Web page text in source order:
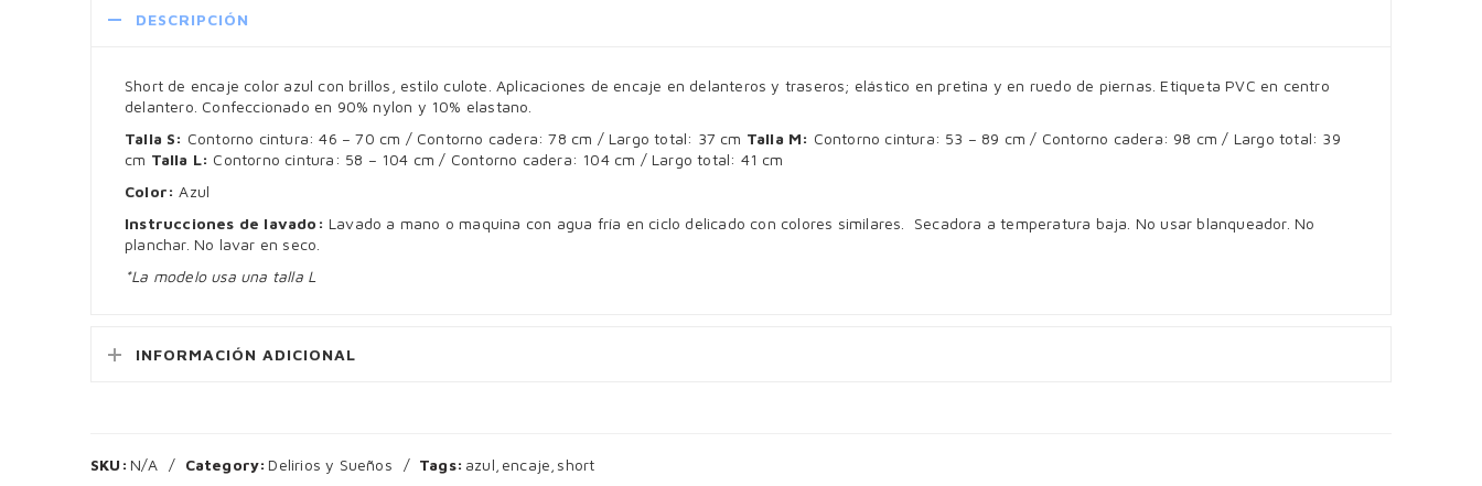
DESCRIPCIÓN
Short de encaje color azul con brillos, estilo culote. Aplicaciones de encaje en delanteros y traseros; elástico en pretina y en ruedo de piernas. Etiqueta PVC en centro
delantero. Confeccionado en 90% nylon y 10% elastano.
Talla S: Contorno cintura: 46 – 70 cm / Contorno cadera: 78 cm / Largo total: 37 cm Talla M: Contorno cintura: 53 – 89 cm / Contorno cadera: 98 cm / Largo total: 39
cm Talla L: Contorno cintura: 58 – 104 cm / Contorno cadera: 104 cm / Largo total: 41 cm
Color: Azul
Instrucciones de lavado: Lavado a mano o maquina con agua fría en ciclo delicado con colores similares. Secadora a temperatura baja. No usar blanqueador. No
planchar. No lavar en seco.
*La modelo usa una talla L
INFORMACIÓN ADICIONAL
SKU: N/A Category: Delirios y Sueños Tags: azul encaje short